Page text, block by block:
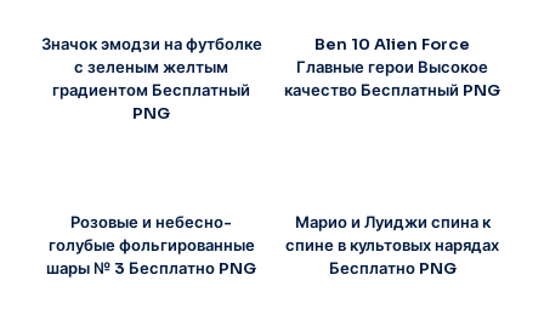
Значок эмодзи на футболке
с зеленым желтым
градиентом Бесплатный
PNG
Ben 10 Alien Force
Главные герои Высокое
качество Бесплатный PNG
Розовые и небесно-
голубые фольгированные
шары № 3 Бесплатно PNG
Марио и Луиджи спина к
спине в культовых нарядах
Бесплатно PNG